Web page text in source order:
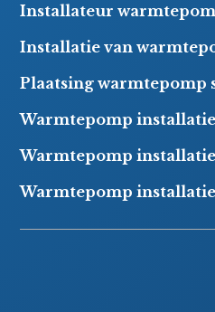
Installateur
Installatie van
Plaatsing warmtepomp
Warmtepomp
Warmtepomp
Warmtepomp